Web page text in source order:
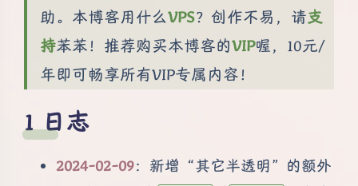
助。本博客用什么VPS？创作不易，请支
持苯苯！推荐购买本博客的VIP喔，10元/
年即可畅享所有VIP专属内容！
日志
2024-02-09：新增“其它半透明”的额外